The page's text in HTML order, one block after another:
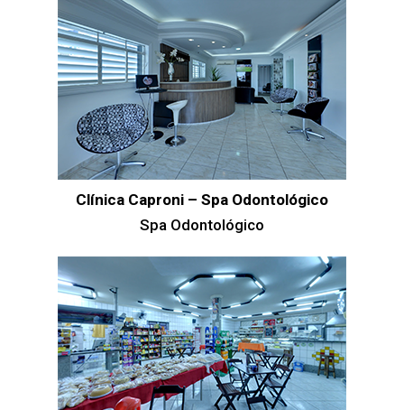
Clínica Caproni – Spa Odontológico
Spa Odontológico